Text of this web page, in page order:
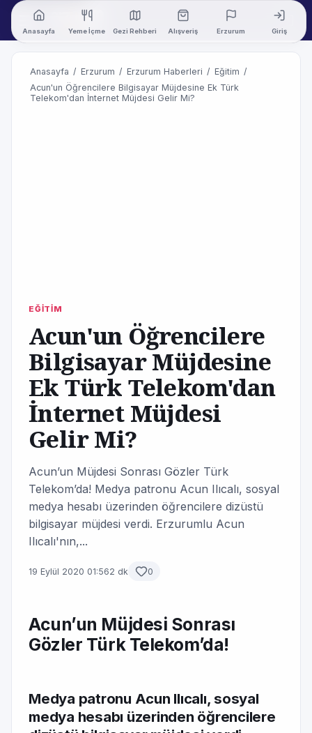
Anasayfa Yeme İçme Gezi Rehberi Alışveriş Erzurum Giriş
Anasayfa / Erzurum / Erzurum Haberleri / Eğitim /
Acun'un Öğrencilere Bilgisayar Müjdesine Ek Türk
Telekom'dan İnternet Müjdesi Gelir Mi?
EĞİTİM
Acun'un Öğrencilere
Bilgisayar Müjdesine
Ek Türk Telekom'dan
İnternet Müjdesi
Gelir Mi?
Acun’un Müjdesi Sonrası Gözler Türk
Telekom’da! Medya patronu Acun Ilıcalı, sosyal
medya hesabı üzerinden öğrencilere dizüstü
bilgisayar müjdesi verdi. Erzurumlu Acun
Ilıcalı'nın,...
19 Eylül 2020 01:562 dk 0
Acun’un Müjdesi Sonrası
Gözler Türk Telekom’da!
Medya patronu Acun Ilıcalı, sosyal
medya hesabı üzerinden öğrencilere